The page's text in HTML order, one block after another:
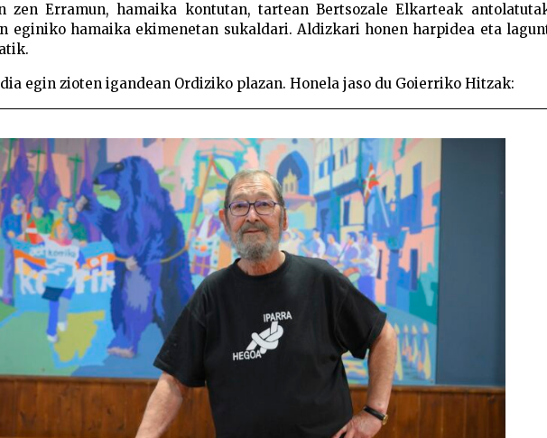
zen Erramun, hamaika kontutan, tartean Bertsozale Elkarteak
eginiko hamaika ekimenetan sukaldari. Aldizkari honen harpidea eta
egin zioten igandean Ordiziko plazan. Honela jaso du Goierriko Hitzak: